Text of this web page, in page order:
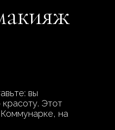
вы
красоту. Этот
на